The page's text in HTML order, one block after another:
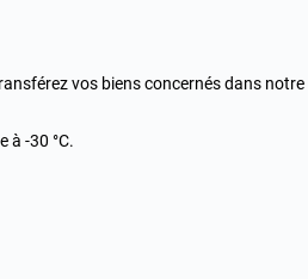
vos biens concernés dans notre
à -30 °C.